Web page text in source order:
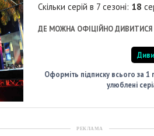
Скільки серій в 7 сезоні: 18
ДЕ МОЖНА ОФІЦІЙНО ДИВИТИСЯ
Оформіть підписку всього за
улюблені
РЕКЛАМА